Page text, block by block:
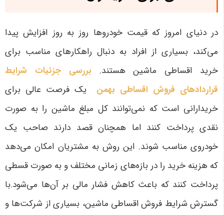
در دنیای امروز که قیمت خودروها روز به روز افزایش پیدا
می‌کند، بسیاری از افراد به دنبال راهکارهای مناسب برای
خرید اقساطی ماشین هستند. بررسی جزئیات شرایط
قراردادهای فروش اقساطی بهمن
یک فرصت عالی برای
خریدارانی است که نمی‌توانند کل مبلغ ماشین را به صورت
نقدی پرداخت کنند اما همچنان قصد دارند صاحب یک
خودروی مناسب شوند. این روش به مشتریان امکان می‌دهد
که هزینه خرید را در بازه‌های زمانی مختلف و به صورت قسطی
پرداخت کنند که باعث کاهش فشار مالی بر آن‌ها می‌شود.با
گسترش شرایط فروش اقساطی ماشین، بسیاری از شرکت‌ها و